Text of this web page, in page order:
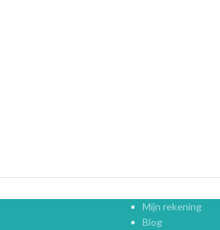
Mijn rekening
Blog